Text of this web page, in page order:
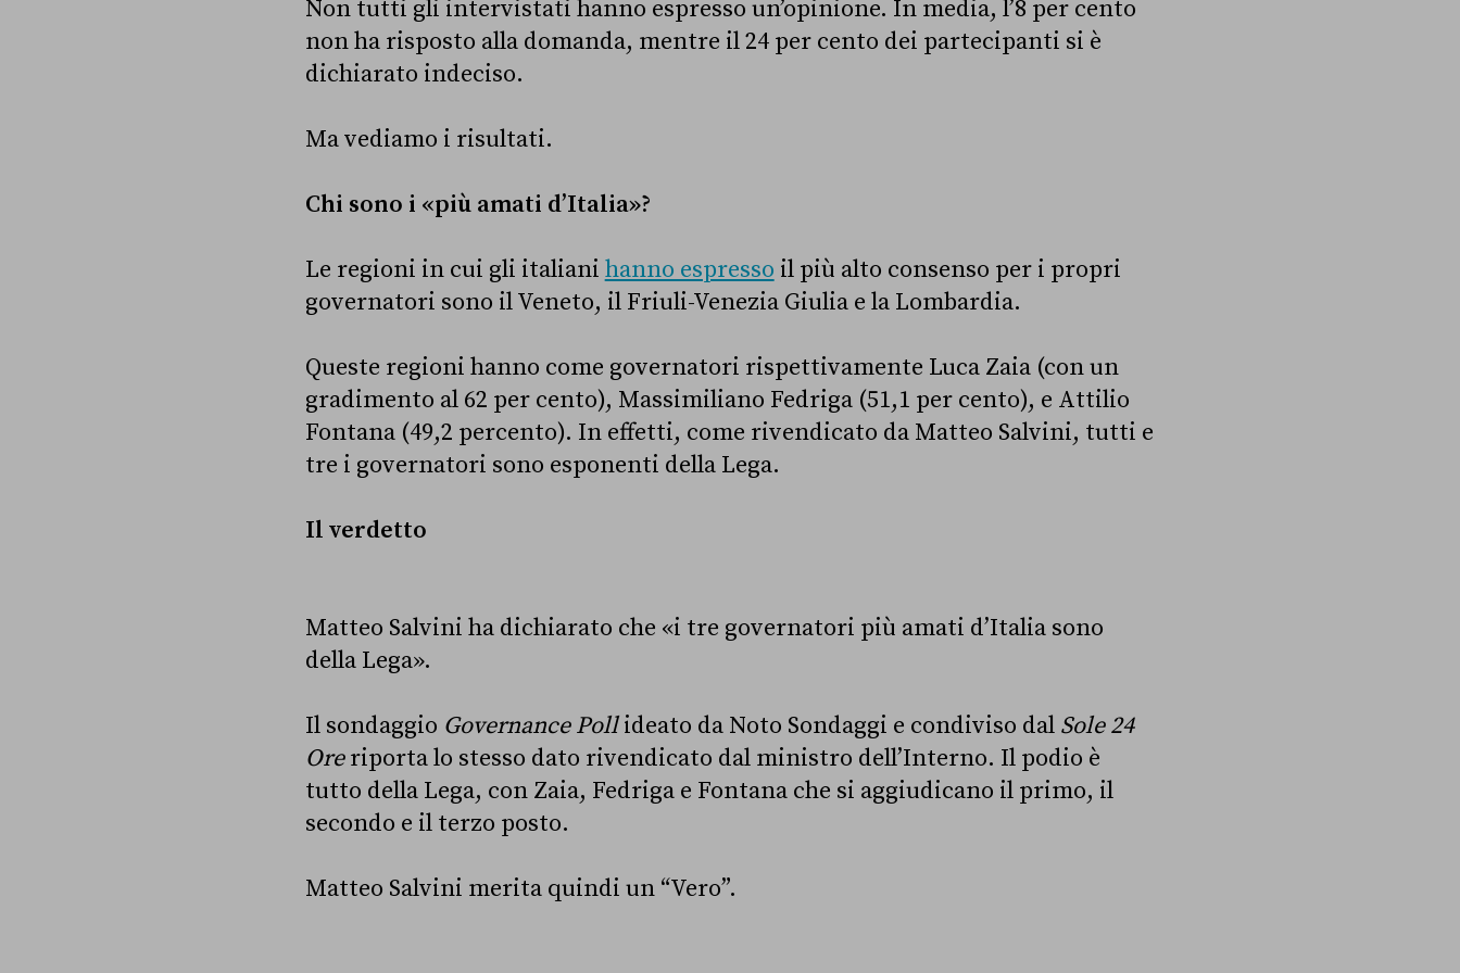
Non tutti gli intervistati hanno espresso un’opinione. In media, l’8 per cento
non ha risposto alla domanda, mentre il 24 per cento dei partecipanti si è
dichiarato indeciso.
Ma vediamo i risultati.
Chi sono i «più amati d’Italia»?
Le regioni in cui gli italiani hanno espresso il più alto consenso per i propri
governatori sono il Veneto, il Friuli-Venezia Giulia e la Lombardia.
Queste regioni hanno come governatori rispettivamente Luca Zaia (con un
gradimento al 62 per cento), Massimiliano Fedriga (51,1 per cento), e Attilio
Fontana (49,2 percento). In effetti, come rivendicato da Matteo Salvini, tutti e
tre i governatori sono esponenti della Lega.
Il verdetto
Matteo Salvini ha dichiarato che «i tre governatori più amati d’Italia sono
della Lega».
Il sondaggio Governance Pollideato da Noto Sondaggi e condiviso dal Sole 24
Oreriporta lo stesso dato rivendicato dal ministro dell’Interno. Il podio è
tutto della Lega, con Zaia, Fedriga e Fontana che si aggiudicano il primo, il
secondo e il terzo posto.
Matteo Salvini merita quindi un “Vero”.